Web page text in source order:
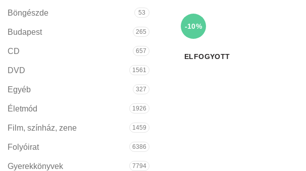
Böngészde 53
Budapest 265
CD 657
DVD 1561
Egyéb 327
Életmód 1926
Film, színház, zene 1459
Folyóirat 6386
Gyerekkönyvek 7794
-10%
ELFOGYOTT